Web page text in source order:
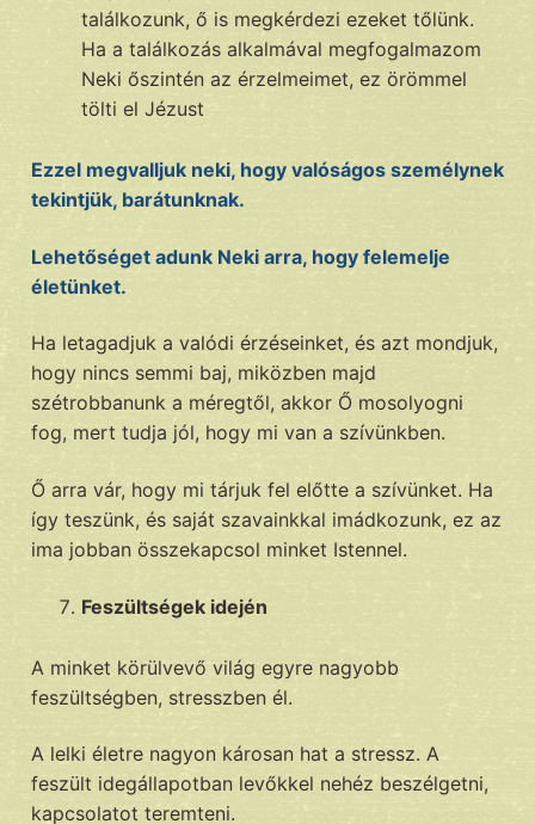
találkozunk, ő is megkérdezi ezeket tőlünk.
Ha a találkozás alkalmával megfogalmazom
Neki őszintén az érzelmeimet, ez örömmel
tölti el Jézust
Ezzel megvalljuk neki, hogy valóságos személynek
tekintjük, barátunknak.
Lehetőséget adunk Neki arra, hogy felemelje
életünket.
Ha letagadjuk a valódi érzéseinket, és azt mondjuk,
hogy nincs semmi baj, miközben majd
szétrobbanunk a méregtől, akkor Ő mosolyogni
fog, mert tudja jól, hogy mi van a szívünkben.
Ő arra vár, hogy mi tárjuk fel előtte a szívünket. Ha
így teszünk, és saját szavainkkal imádkozunk, ez az
ima jobban összekapcsol minket Istennel.
Feszültségek idején
A minket körülvevő világ egyre nagyobb
feszültségben, stresszben él.
A lelki életre nagyon károsan hat a stressz. A
feszült idegállapotban levőkkel nehéz beszélgetni,
kapcsolatot teremteni.